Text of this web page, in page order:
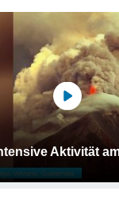
Aktivität